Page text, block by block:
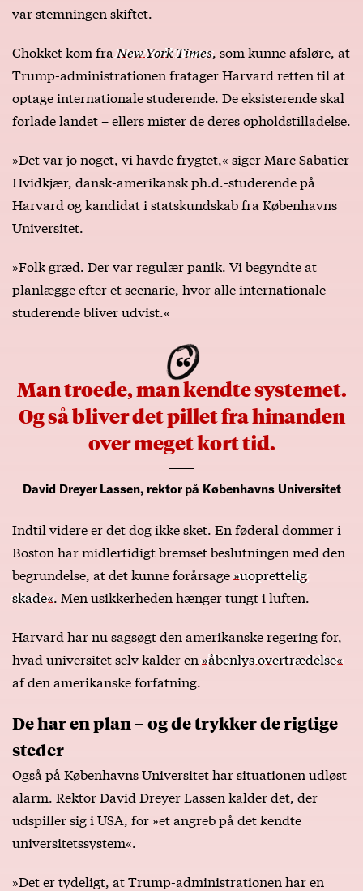
var stemningen skiftet.
Chokket kom fraNew York Times, som kunne afsløre, at
Trump-administrationen fratager Harvard retten til at
optage internationale studerende. De eksisterende skal
forlade landet – ellers mister de deres opholdstilladelse.
»Det var jo noget, vi havde frygtet,« siger Marc Sabatier
Hvidkjær, dansk-amerikansk ph.d.-studerende på
Harvard og kandidat i statskundskab fra Københavns
Universitet.
»Folk græd. Der var regulær panik. Vi begyndte at
planlægge efter et scenarie, hvor alle internationale
studerende bliver udvist.«
Man troede, man kendte systemet.
Og så bliver det pillet fra hinanden
over meget kort tid.
David Dreyer Lassen, rektor på Københavns Universitet
Indtil videre er det dog ikke sket. En føderal dommer i
Boston har midlertidigt bremset beslutningen med den
begrundelse, at det kunne forårsage»uoprettelig
skade«. Men usikkerheden hænger tungt i luften.
Harvard har nu sagsøgt den amerikanske regering for,
hvad universitet selv kalder en»åbenlys overtrædelse«
af den amerikanske forfatning.
De har en plan – og de trykker de rigtige
steder
Også på Københavns Universitet har situationen udløst
alarm. Rektor David Dreyer Lassen kalder det, der
udspiller sig i USA, for »et angreb på det kendte
universitetssystem«.
»Det er tydeligt, at Trump-administrationen har en